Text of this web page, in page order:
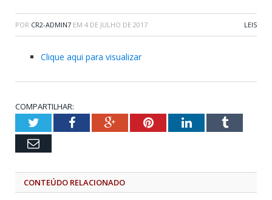
POR CR2-ADMIN7 EM 4 DE JULHO DE 2017 LEIS
Clique aqui para visualizar
COMPARTILHAR:
TwitterFacebookGoogle+PinterestLinkedInTumblr
Email
CONTEÚDO RELACIONADO